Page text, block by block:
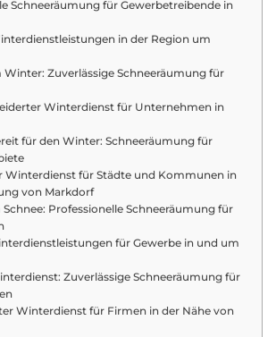
Schneeräumung für Gewerbetreibende in
in der Region um
Winter: Zuverlässige Schneeräumung für
Winterdienst für Unternehmen in
für den Winter: Schneeräumung für
Winterdienst für Städte und Kommunen in
von Markdorf
Professionelle Schneeräumung für
für Gewerbe in und um
Zuverlässige Schneeräumung für
Winterdienst für Firmen in der Nähe von